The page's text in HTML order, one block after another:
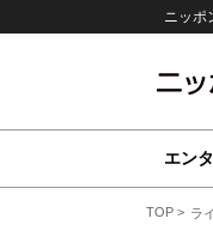
ニッポ
エン
TOP ラ